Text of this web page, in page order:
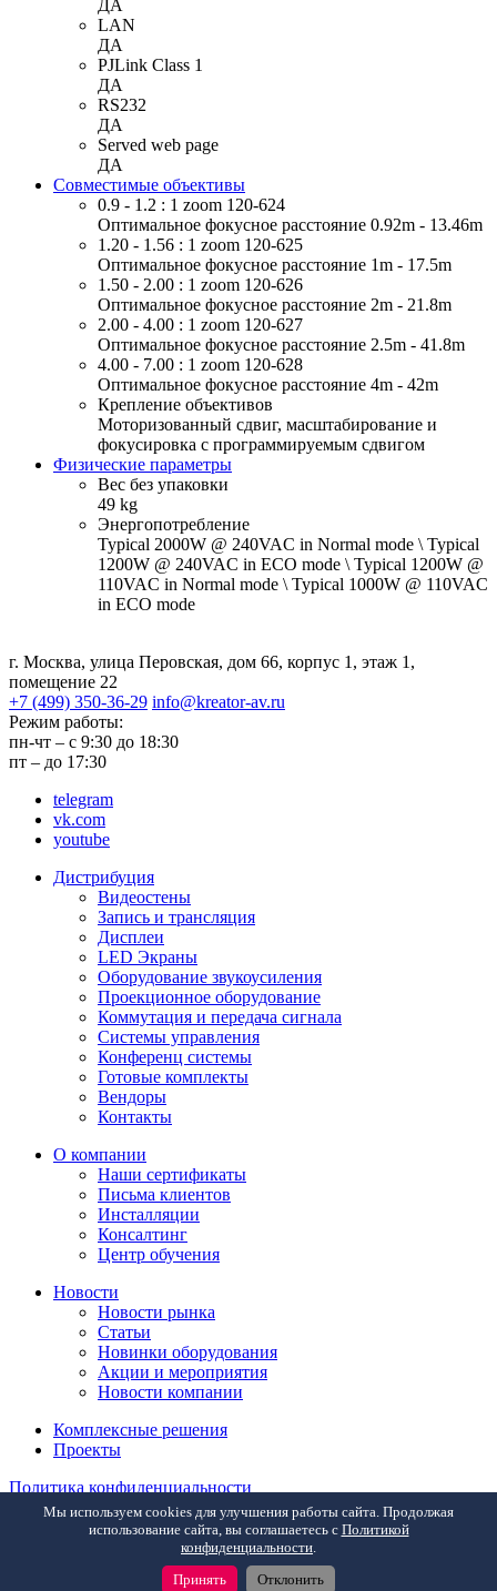
ДА
LAN
ДА
PJLink Class 1
ДА
RS232
ДА
Served web page
ДА
Совместимые объективы
0.9 - 1.2 : 1 zoom 120-624
Оптимальное фокусное расстояние 0.92m - 13.46m
1.20 - 1.56 : 1 zoom 120-625
Оптимальное фокусное расстояние 1m - 17.5m
1.50 - 2.00 : 1 zoom 120-626
Оптимальное фокусное расстояние 2m - 21.8m
2.00 - 4.00 : 1 zoom 120-627
Оптимальное фокусное расстояние 2.5m - 41.8m
4.00 - 7.00 : 1 zoom 120-628
Оптимальное фокусное расстояние 4m - 42m
Крепление объективов
Моторизованный сдвиг, масштабирование и
фокусировка с программируемым сдвигом
Физические параметры
Вес без упаковки
49 kg
Энергопотребление
Typical 2000W @ 240VAC in Normal mode \ Typical
1200W @ 240VAC in ECO mode \ Typical 1200W @
110VAC in Normal mode \ Typical 1000W @ 110VAC
in ECO mode
г. Москва, улица Перовская, дом 66, корпус 1, этаж 1,
помещение 22
+7 (499) 350-36-29 info@kreator-av.ru
Режим работы:
пн-чт – с 9:30 до 18:30
пт – до 17:30
telegram
vk.com
youtube
Дистрибуция
Видеостены
Запись и трансляция
Дисплеи
LED Экраны
Оборудование звукоусиления
Проекционное оборудование
Коммутация и передача сигнала
Системы управления
Конференц системы
Готовые комплекты
Вендоры
Контакты
О компании
Наши сертификаты
Письма клиентов
Инсталляции
Консалтинг
Центр обучения
Новости
Новости рынка
Статьи
Новинки оборудования
Акции и мероприятия
Новости компании
Комплексные решения
Проекты
Политика конфиденциальности
Разработка:akona.ru
Информация, представленная на сайте, не является публичной
офертой и носит исключительно ознакомительный характер.
Мы используем cookies для улучшения работы сайта. Продолжая
использование сайта, вы соглашаетесь с Политикой
конфиденциальности.
Принять Отклонить